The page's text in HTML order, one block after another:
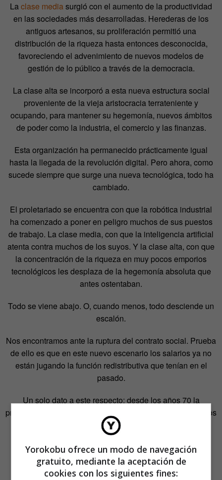
Laclase mediasurgió con el aumento de la productividad
en las sociedades más desarrolladas. Herederas de los
antiguos artesanos, su proliferación permitió una
distribución de la riqueza hasta entonces desconocida,
favoreciendo el advenimiento de nuevos modelos de
gestión de lo público a través de la democracia.
La clase alta se incorporó a esta nueva estructura social
proveniente de la vieja aristocracia terrateniente y
ocupando, para mantener su hegemonía, nuevos ámbitos
de poder como la industria, el comercio y las finanzas.
Esta organización ha permanecido prácticamente igual
hasta la llegada de la revolución digital. Pero ahora, como
sucede siempre que surge una nueva tecnológica, todo ha
cambiado.
El proletariado se encuentra con que la robótica industrial
ha comenzado a poner en peligro muchos de sus puestos
de trabajo. La clase media, con que la inteligencia artificial
atenta contra muchos de los suyos. Y la clase alta, con que
la concentración de la riqueza en muy pocos emporios
tecnológicos les desplaza de la hegemonía absoluta que
antes ostentaban.
Todo se viene abajo. O, cuando menos, todo desciende un
escalón.
Nos encontramos ante la ruptura del contrato social. Prueba
de ello es que en este nuevo escenario los salarios ya no
están jugando la función redistributiva que tenían en el
pasado.
Un solo dato a este respecto: desde los años 70 la
productividad ha crecido un 150%, mientras que los salarios
han quedado prácticamente congelados.
Yorokobu ofrece un modo de navegación
gratuito, mediante la aceptación de
cookies con los siguientes fines: